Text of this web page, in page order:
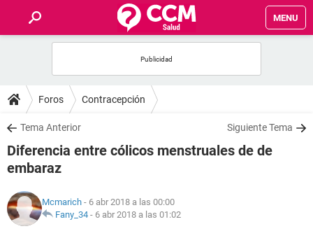
MENU
FOROS
SALUD
FAMILIA
NUTRICIÓN
Foros Contracepción
Tema Anterior Siguiente Tema
Diferencia entre cólicos menstruales de de
embaraz
Mcmarich - 6 abr 2018 a las 00:00
Fany_34 - 6 abr 2018 a las 01:02